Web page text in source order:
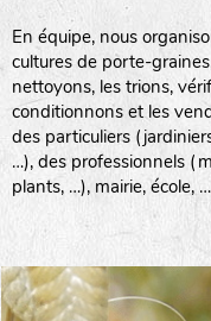
En équipe, nous
cultures de porte-
nettoyons, les trions,
conditionnons et les
des particuliers
…), des professionnels
plants, …), mairie, école, …